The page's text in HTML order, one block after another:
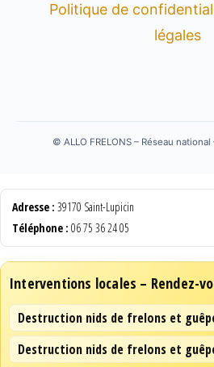
Politique de
légales
© ALLO FRELONS – Réseau
Adresse : 39170 Saint-Lupicin
Téléphone : 06 75 36 24 05
Interventions locales – Rendez-
Destruction nids de frelons et
Destruction nids de frelons et